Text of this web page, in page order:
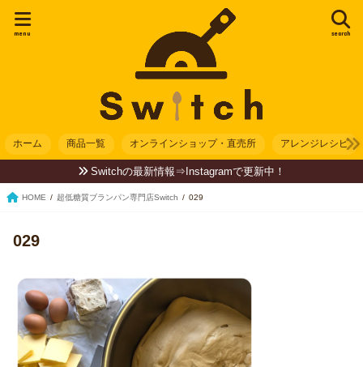
search
menu
ホーム 商品一覧 オンラインショップ・直売所 アレンジレシピ
Switchの最新情報⇒Instagramで更新中！
HOME 超低糖質ブランパン専門店Switch 029
029